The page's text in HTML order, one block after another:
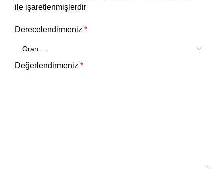
ile işaretlenmişlerdir
Derecelendirmeniz *
Değerlendirmeniz *